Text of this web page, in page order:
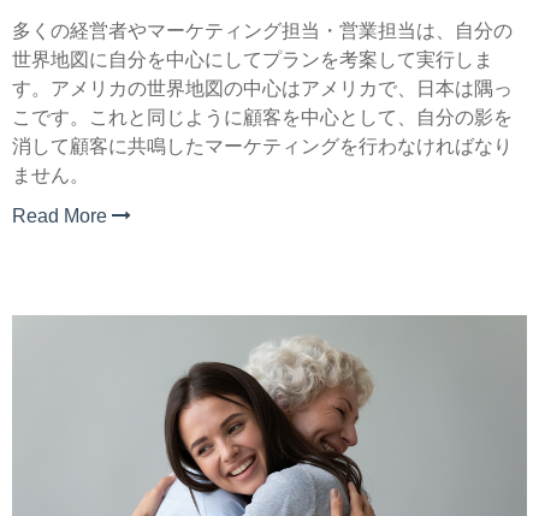
多くの経営者やマーケティング担当・営業担当は、自分の
世界地図に自分を中心にしてプランを考案して実行しま
す。アメリカの世界地図の中心はアメリカで、日本は隅っ
こです。これと同じように顧客を中心として、自分の影を
消して顧客に共鳴したマーケティングを行わなければなり
ません。
Read More